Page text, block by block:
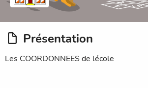
Présentation
Les COORDONNEES de lécole